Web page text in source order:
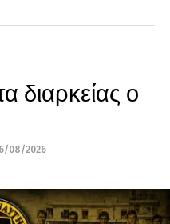
διαρκείας ο
08/2026